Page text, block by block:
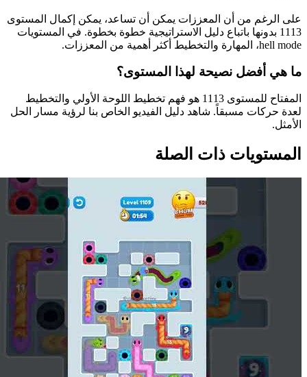
على الرغم من أن المعززات يمكن أن تساعد، يمكن إكمال المستوى
1113 بدونها باتباع دليل الاستراتيجية خطوة بخطوة. في المستويات
hell mode، المهارة والتخطيط أكثر أهمية من المعززات.
ما هي أفضل نصيحة لهذا المستوى؟
المفتاح للمستوى 1113 هو فهم تخطيط اللوحة الأولي والتخطيط
لعدة حركات مسبقاً. شاهد دليل الفيديو الخاص بنا لرؤية مسار الحل
الأمثل.
المستويات ذات الصلة